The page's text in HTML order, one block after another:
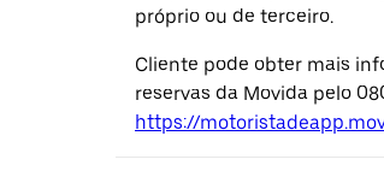
próprio ou de terceiro.
Cliente pode obter mais
reservas da Movida pelo
https://